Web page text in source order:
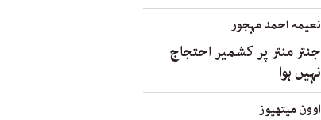
نعیمہ احمد مہجور
جنتر منتر پر کشمیر احتجاج
نہیں ہوا
اوون میتھیوز